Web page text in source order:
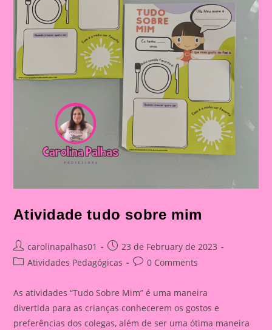
Atividade tudo sobre mim
Post
author:
carolinapalhas01
Post
published:
23 de February de 2023
PostAtividades Pedagógicas
Post0 Comments
As atividades “Tudo Sobre Mim” é uma maneira
divertida para as crianças conhecerem os gostos e
preferências dos colegas, além de ser uma ótima maneira